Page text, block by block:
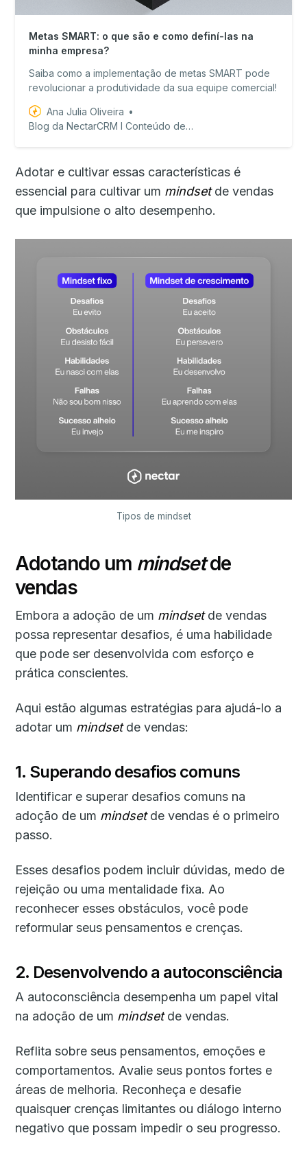
Metas SMART: o que são e como definí-las na
minha empresa?
Saiba como a implementação de metas SMART pode
revolucionar a produtividade da sua equipe comercial!
Ana Julia Oliveira
Blog da NectarCRM I Conteúdo de valor para equipes de vendas!
Adotar e cultivar essas características é
essencial para cultivar um mindsetde vendas
que impulsione o alto desempenho.
Tipos de mindset
Adotando um mindsetde
vendas
Embora a adoção de um mindsetde vendas
possa representar desafios, é uma habilidade
que pode ser desenvolvida com esforço e
prática conscientes.
Aqui estão algumas estratégias para ajudá-lo a
adotar um mindsetde vendas:
1. Superando desafios comuns
Identificar e superar desafios comuns na
adoção de um mindsetde vendas é o primeiro
passo.
Esses desafios podem incluir dúvidas, medo de
rejeição ou uma mentalidade fixa. Ao
reconhecer esses obstáculos, você pode
reformular seus pensamentos e crenças.
2. Desenvolvendo a autoconsciência
A autoconsciência desempenha um papel vital
na adoção de um mindsetde vendas.
Reflita sobre seus pensamentos, emoções e
comportamentos. Avalie seus pontos fortes e
áreas de melhoria. Reconheça e desafie
quaisquer crenças limitantes ou diálogo interno
negativo que possam impedir o seu progresso.